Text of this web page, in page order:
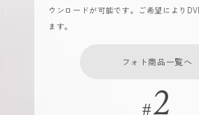
ウンロードが可能です。ご希望により
ます。
フォト商品一覧へ